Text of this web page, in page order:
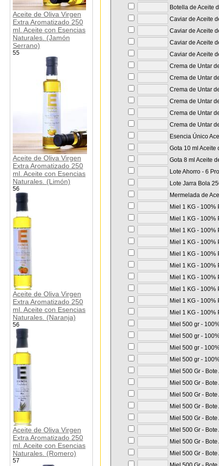
Aceite de Oliva Virgen
Extra Aromatizado 250
ml. Aceite con Esencias
Naturales. (Jamón
Serrano)
55
Aceite de Oliva Virgen
Extra Aromatizado 250
ml. Aceite con Esencias
Naturales. (Limón)
56
Aceite de Oliva Virgen
Extra Aromatizado 250
ml. Aceite con Esencias
Naturales. (Naranja)
56
Aceite de Oliva Virgen
Extra Aromatizado 250
ml. Aceite con Esencias
Naturales. (Romero)
57
Botella de Aceite
Caviar de Aceite
Caviar de Aceite
Caviar de Aceite
Caviar de Aceite
Crema de Untar
Crema de Untar
Crema de Untar
Crema de Untar
Crema de Untar
Crema de Untar
Esencia Único
Gota 10 ml
Gota 8 ml Aceite
Lote Ahorro - 6
Lote Jarra Bola
Mermelada de
Miel 1 KG - 100%
Miel 1 KG - 100%
Miel 1 KG - 100%
Miel 1 KG - 100%
Miel 1 KG - 100%
Miel 1 KG - 100%
Miel 1 KG - 100%
Miel 1 KG - 100%
Miel 1 KG - 100%
Miel 1 KG - 100%
Miel 500 gr -
Miel 500 gr -
Miel 500 gr -
Miel 500 gr -
Miel 500 Gr -
Miel 500 Gr -
Miel 500 Gr -
Miel 500 Gr -
Miel 500 Gr -
Miel 500 Gr -
Miel 500 Gr -
Miel 500 Gr -